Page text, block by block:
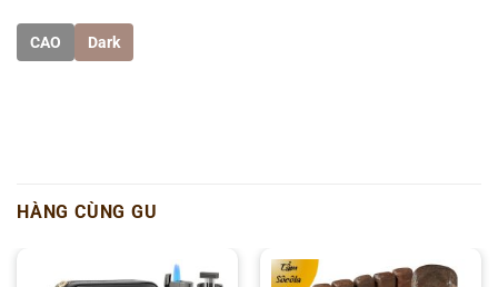
CAO Dark
HÀNG CÙNG GU